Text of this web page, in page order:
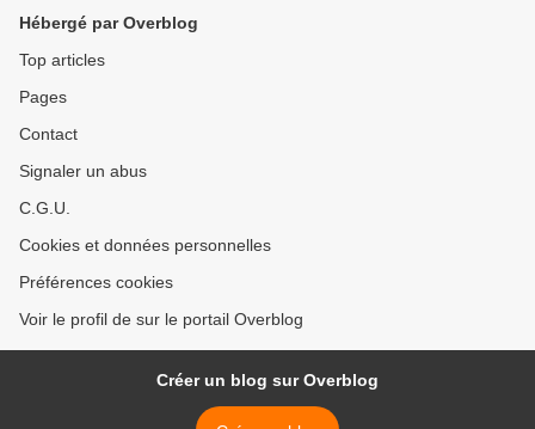
Hébergé par Overblog
Top articles
Pages
Contact
Signaler un abus
C.G.U.
Cookies et données personnelles
Préférences cookies
Voir le profil de sur le portail Overblog
Créer un blog sur Overblog